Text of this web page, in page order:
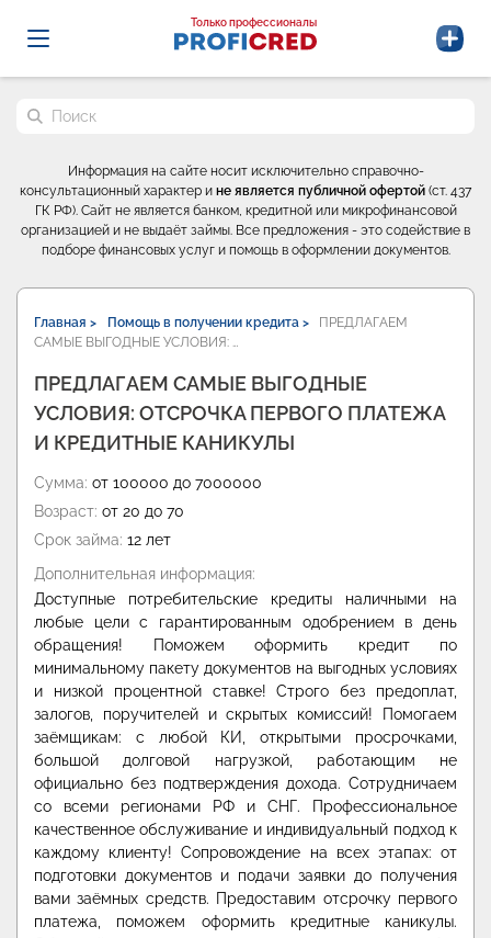
Probrokery - Только профессионалы
Только профессионалы
Поиск по сайту
Информация на сайте носит исключительно справочно-
консультационный характер и не является публичной офертой (ст. 437
ГК РФ). Сайт не является банком, кредитной или микрофинансовой
организацией и не выдаёт займы. Все предложения - это содействие в
подборе финансовых услуг и помощь в оформлении документов.
Главная > Помощь в получении кредита >
ПРЕДЛАГАЕМ
САМЫЕ ВЫГОДНЫЕ УСЛОВИЯ: …
ПРЕДЛАГАЕМ САМЫЕ ВЫГОДНЫЕ
УСЛОВИЯ: ОТСРОЧКА ПЕРВОГО ПЛАТЕЖА
И КРЕДИТНЫЕ КАНИКУЛЫ
Сумма: от 100000 до 7000000
Возраст: от 20 до 70
Срок займа: 12 лет
Дополнительная информация:
Доступные потребительские кредиты наличными на
любые цели с гарантированным одобрением в день
обращения! Поможем оформить кредит по
минимальному пакету документов на выгодных условиях
и низкой процентной ставке! Строго без предоплат,
залогов, поручителей и скрытых комиссий! Помогаем
заёмщикам: с любой КИ, открытыми просрочками,
большой долговой нагрузкой, работающим не
официально без подтверждения дохода. Сотрудничаем
со всеми регионами РФ и СНГ. Профессиональное
качественное обслуживание и индивидуальный подход к
каждому клиенту! Сопровождение на всех этапах: от
подготовки документов и подачи заявки до получения
вами заёмных средств. Предоставим отсрочку первого
платежа, поможем оформить кредитные каникулы.